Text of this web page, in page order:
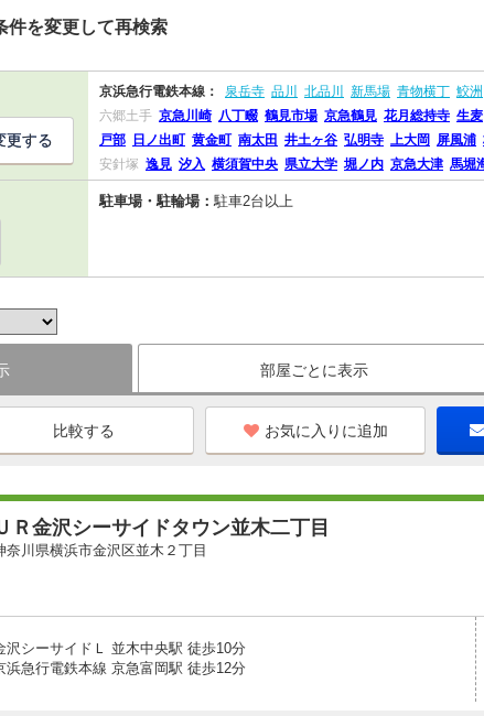
件を変更して再検索
京浜急行電鉄本線： 泉岳寺 品川 北品川 新馬場 青物横丁 鮫洲
六郷土手 京急川崎 八丁畷 鶴見市場 京急鶴見 花月総持寺 生麦
戸部
日ノ出町 黄金町 南太田 井土ヶ谷 弘明寺 上大岡 屏風浦
安針塚 逸見 汐入 横須賀中央 県立大学 堀ノ内 京急大津 馬堀
更する
駐車場・駐輪場：駐車2台以上
部屋ごとに表示
お気に入りに追加
Ｒ金沢シーサイドタウン並木二丁目
奈川県横浜市金沢区並木２丁目
沢シーサイドＬ 並木中央駅 徒歩10分
浜急行電鉄本線 京急富岡駅 徒歩12分